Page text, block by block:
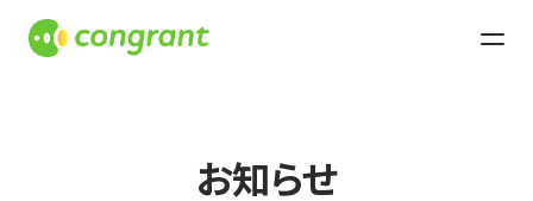
お知らせ